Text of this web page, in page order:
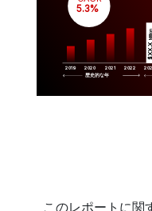
2019 2020 2021 2022
$XX.X
Million
5.3%
歴史的な年
このレポートに関